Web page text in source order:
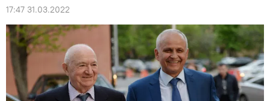
17:47 31.03.2022